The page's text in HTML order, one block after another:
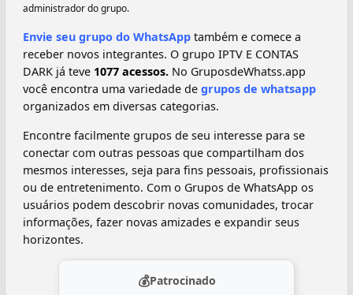
administrador do grupo.
Envie seu grupo do WhatsApp também e comece a
receber novos integrantes. O grupo IPTV E CONTAS
DARK já teve 1077 acessos. No GruposdeWhatss.app
você encontra uma variedade de grupos de whatsapp
organizados em diversas categorias.
Encontre facilmente grupos de seu interesse para se
conectar com outras pessoas que compartilham dos
mesmos interesses, seja para fins pessoais, profissionais
ou de entretenimento. Com o Grupos de WhatsApp os
usuários podem descobrir novas comunidades, trocar
informações, fazer novas amizades e expandir seus
horizontes.
💰Patrocinado